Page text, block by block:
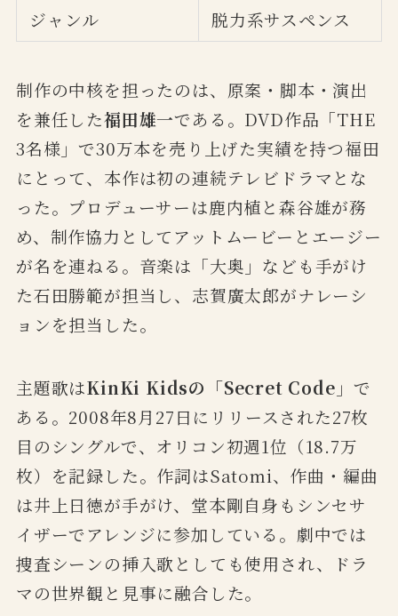
ジャンル
脱力系サスペンス
制作の中核を担ったのは、原案・脚本・演出
を兼任した福田雄一である。DVD作品「THE
3名様」で30万本を売り上げた実績を持つ福田
にとって、本作は初の連続テレビドラマとな
った。プロデューサーは鹿内植と森谷雄が務
め、制作協力としてアットムービーとエージー
が名を連ねる。音楽は「大奥」なども手がけ
た石田勝範が担当し、志賀廣太郎がナレーシ
ョンを担当した。
主題歌はKinKi Kidsの「Secret Code 」で
ある。2008年8月27日にリリースされた27枚
目のシングルで、オリコン初週1位（18.7万
枚）を記録した。作詞はSatomi、作曲・編曲
は井上日徳が手がけ、堂本剛自身もシンセサ
イザーでアレンジに参加している。劇中では
捜査シーンの挿入歌としても使用され、ドラ
マの世界観と見事に融合した。